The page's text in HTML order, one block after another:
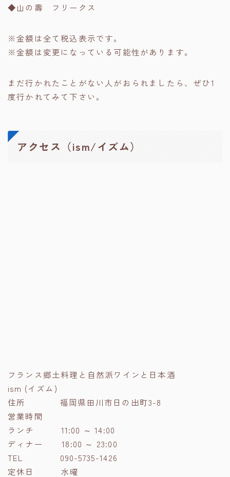
◆山の壽 フリークス
※金額は全て税込表示です。
※金額は変更になっている可能性があります。
まだ行かれたことがない人がおられましたら、ぜひ1
度行かれてみて下さい。
アクセス（ism/イズム）
フランス郷土料理と自然派ワインと日本酒
ism (イズム)
住所 福岡県田川市日の出町3-8
営業時間
ランチ 11:00 ～ 14:00
ディナー 18:00 ～ 23:00
TEL 090-5735-1426
定休日 水曜